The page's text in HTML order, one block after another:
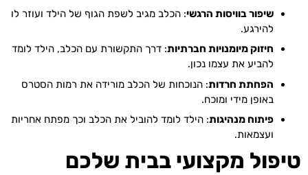
שיפור בוויסות הרגשי: הכלב מגיב לשפת הגוף של הילד ועוזר לו
להירגע.
חיזוק מיומנויות חברתיות: דרך התקשורת עם הכלב, הילד לומד
להביע את עצמו נכון.
הפחתת חרדות: הנוכחות של הכלב מורידה את רמות הסטרס
באופן מידי ומוכח.
פיתוח מנהיגות: הילד לומד להוביל את הכלב וכך מפתח אחריות
ועצמאות.
טיפול מקצועי בבית שלכם